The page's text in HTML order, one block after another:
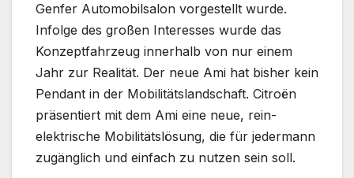
Genfer Automobilsalon vorgestellt wurde.
Infolge des großen Interesses wurde das
Konzeptfahrzeug innerhalb von nur einem
Jahr zur Realität. Der neue Ami hat bisher kein
Pendant in der Mobilitätslandschaft. Citroën
präsentiert mit dem Ami eine neue, rein-
elektrische Mobilitätslösung, die für jedermann
zugänglich und einfach zu nutzen sein soll.